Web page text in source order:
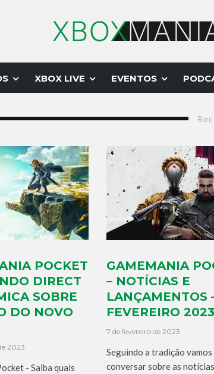
XBOX LIVE EVENTOS
POCKET
DIRECT
SOBRE
DO NOVO
2023
- Saiba quais
GAMEMANIA
– NOTÍCIAS E
LANÇAMENTOS
FEVEREIRO 2023
7 de fevereiro de 2023
Seguindo a tradição vamos
conversar sobre as